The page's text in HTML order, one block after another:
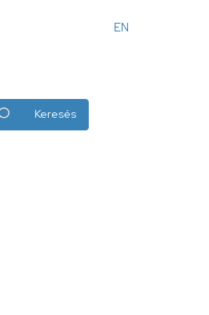
Angol
EN
Keresés